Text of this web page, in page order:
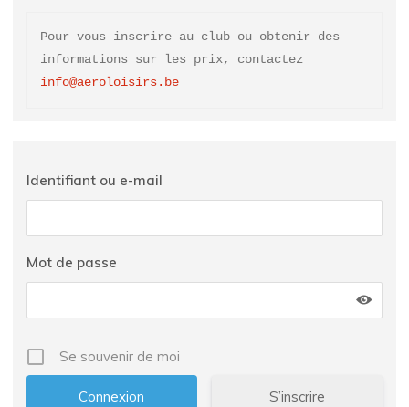
Pour vous inscrire au club ou obtenir des
info@aeroloisirs.be
Identifiant ou e-mail
Mot de passe
Se souvenir de moi
S’inscrire